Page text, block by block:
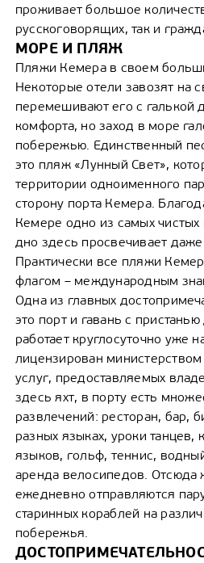
проживает большое
русскоговорящих, так и
МОРЕ И ПЛЯЖ
Пляжи Кемера в своем
Некоторые отели завозят на
перемешивают его с галькой
комфорта, но заход в море
побережью. Единственный
это пляж «Лунный Свет»,
территории одноименного
сторону порта Кемера.
Кемере одно из самых
дно здесь просвечивает
Практически все пляжи
флагом – международным
Одна из главных
это порт и гавань с
работает круглосуточно уже
лицензирован
услуг, предоставляемых
здесь яхт, в порту есть
развлечений: ресторан, бар,
разных языках, уроки танцев,
языков, гольф, теннис,
аренда велосипедов. Отсюда
ежедневно отправляются
старинных кораблей на
побережья.